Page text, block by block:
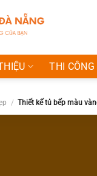
THI
/ Thiết kế tủ bếp màu